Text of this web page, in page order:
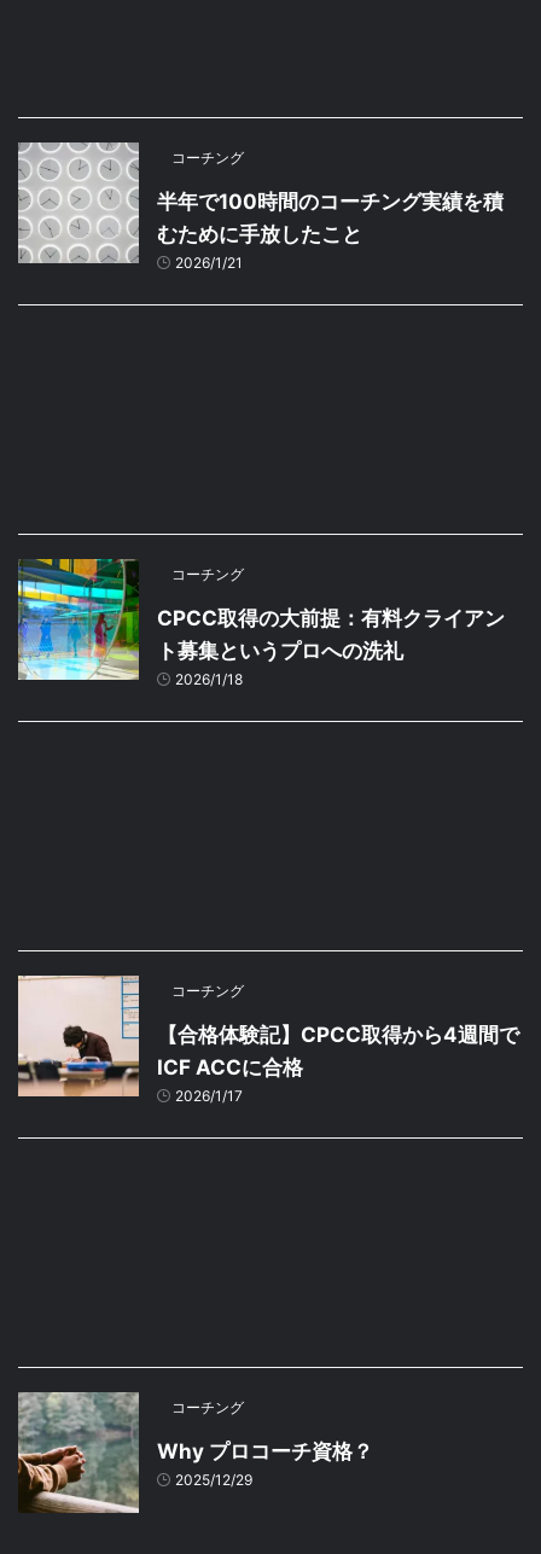
コーチング
半年で100時間のコーチング実績を積
むために手放したこと
2026/1/21
コーチング
CPCC取得の大前提：有料クライアン
ト募集というプロへの洗礼
2026/1/18
コーチング
【合格体験記】CPCC取得から4週間で
ICF ACCに合格
2026/1/17
コーチング
Why プロコーチ資格？
2025/12/29